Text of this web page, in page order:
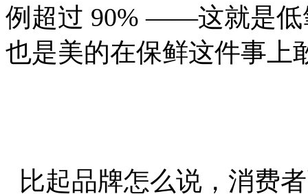
例超过 90% ——这就是低
也是美的在保鲜这件事上
比起品牌怎么说，消费